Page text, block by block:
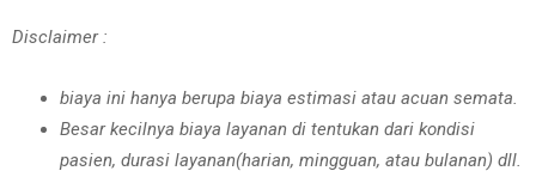
Disclaimer :
biaya ini hanya berupa biaya estimasi atau acuan semata.
Besar kecilnya biaya layanan di tentukan dari kondisi
pasien, durasi layanan(harian, mingguan, atau bulanan) dll.